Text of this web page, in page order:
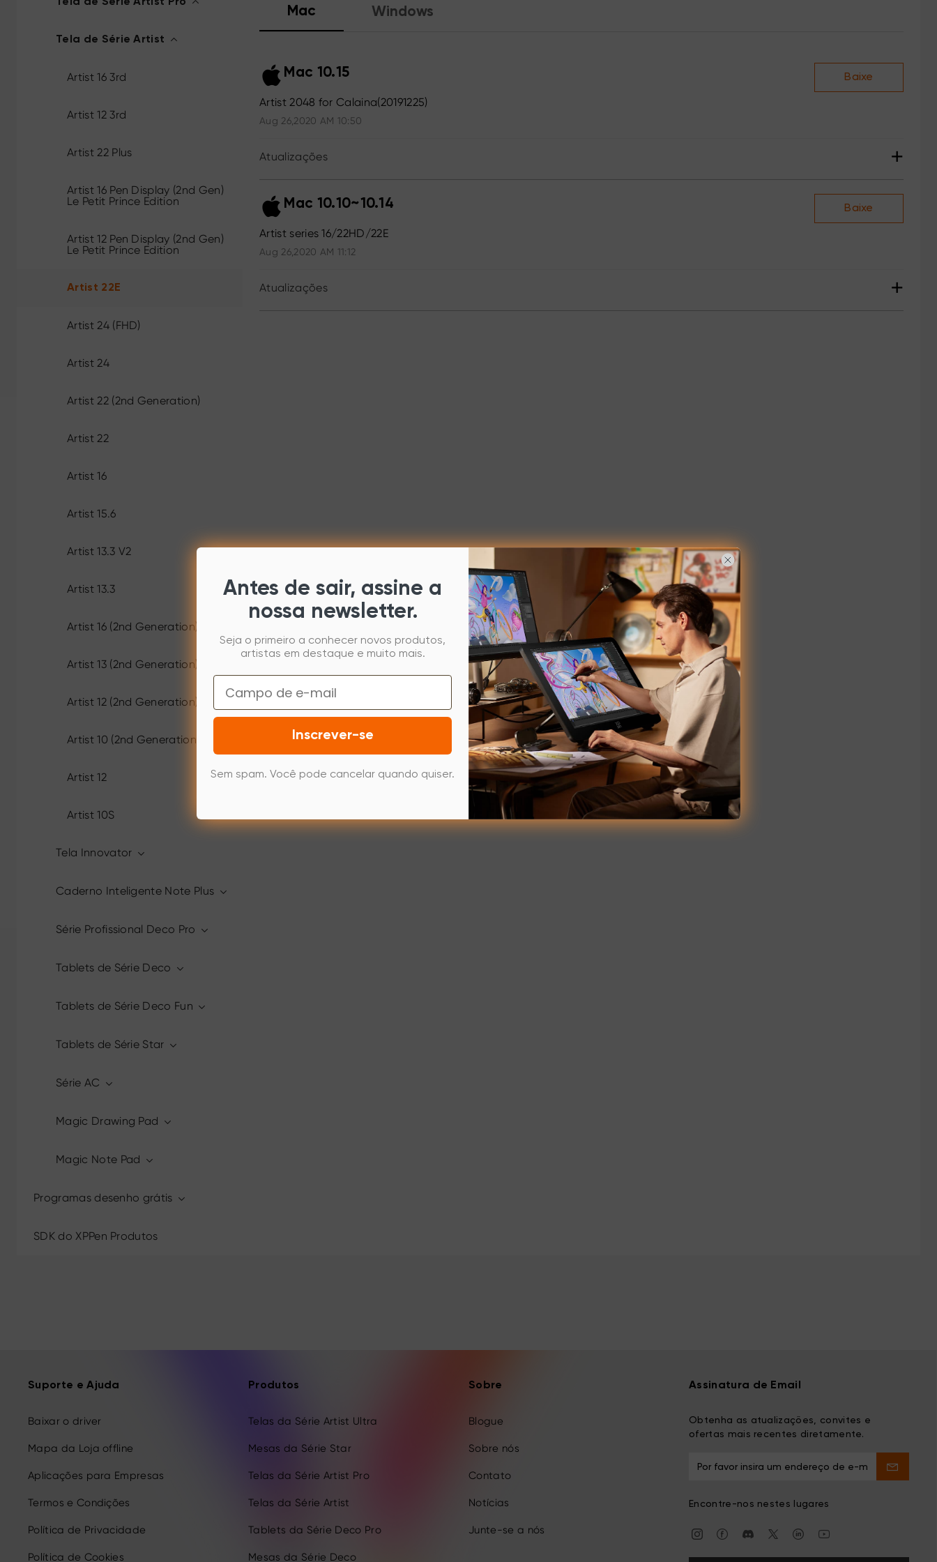
Tela de Série Artist
Artist 16 3rd
Artist 12 3rd
Artist 22 Plus
Artist 16 Pen Display (2nd Gen)
Le Petit Prince Edition
Artist 12 Pen Display (2nd Gen)
Le Petit Prince Edition
Artist 22E
Artist 24 (FHD)
Artist 24
Artist 22 (2nd Generation)
Artist 22
Artist 16
Artist 15.6
Artist 13.3 V2
Artist 13.3
Artist 16 (2nd Generation)
Artist 13 (2nd Generation)
Artist 12 (2nd Generation)
Artist 10 (2nd Generation)
Artist 12
Artist 10S
Tela Innovator
Caderno Inteligente Note Plus
Série Profissional Deco Pro
Tablets de Série Deco
Tablets de Série Deco Fun
Tablets de Série Star
Série AC
Magic Drawing Pad
Magic Note Pad
Programas desenho grátis
SDK do XPPen Produtos
Mac Windows
Mac 10.15
Artist 2048 for Calaina(20191225)
Aug 26,2020 AM 10:50
Baixe
Atualizações +
Mac 10.10~10.14
Artist series 16/22HD/22E
Aug 26,2020 AM 11:12
Baixe
Atualizações +
Suporte e Ajuda
Baixar o driver
Mapa da Loja offline
Aplicações para Empresas
Termos e Condições
Política de Privacidade
Política de Cookies
Produtos
Telas da Série Artist Ultra
Mesas da Série Star
Telas da Série Artist Pro
Telas da Série Artist
Tablets da Série Deco Pro
Mesas da Série Deco
Sobre
Blogue
Sobre nós
Contato
Notícias
Junte-se a nós
Assinatura de Email
Obtenha as atualizações, convites e
ofertas mais recentes diretamente.
Encontre-nos nestes lugares
Antes de sair, assine a
nossa newsletter.
Seja o primeiro a conhecer novos produtos,
artistas em destaque e muito mais.
Email
Inscrever-se
Sem spam. Você pode cancelar quando quiser.